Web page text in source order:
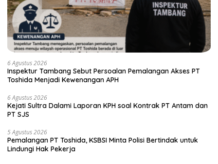
6 Agustus 2026
Inspektur Tambang Sebut Persoalan Pemalangan Akses PT
Toshida Menjadi Kewenangan APH
6 Agustus 2026
Kejati Sultra Dalami Laporan KPH soal Kontrak PT Antam dan
PT SJS
5 Agustus 2026
Pemalangan PT Toshida, KSBSI Minta Polisi Bertindak untuk
Lindungi Hak Pekerja